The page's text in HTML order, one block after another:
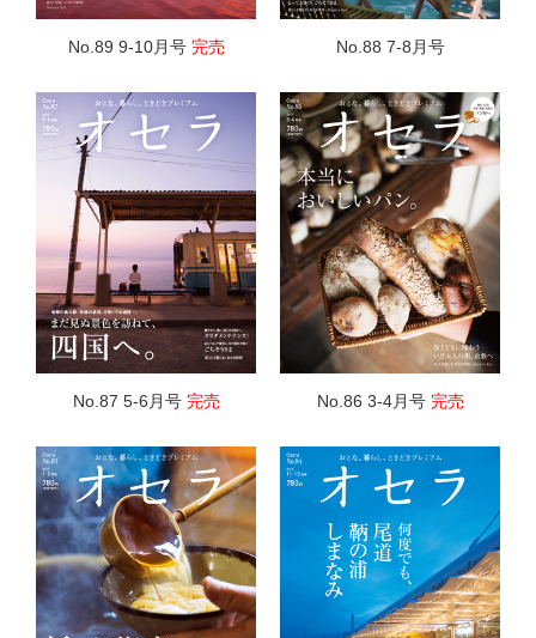
No.89 9-10月号 完売 No.88 7-8月号
No.87 5-6月号 完売 No.86 3-4月号 完売